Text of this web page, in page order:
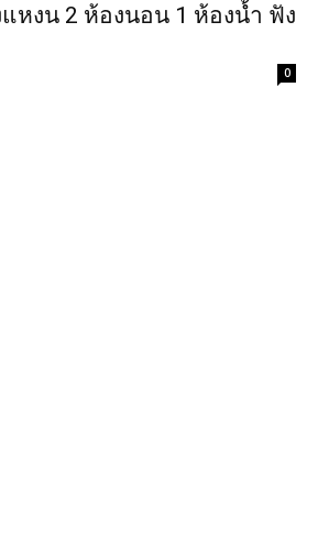
หงน 2 ห้องนอน 1 ห้องน้ำ ฟัง
0